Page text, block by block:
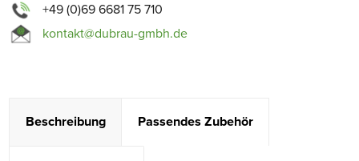
+49 (0)69 6681 75 710
kontakt@dubrau-gmbh.de
Beschreibung Passendes Zubehör